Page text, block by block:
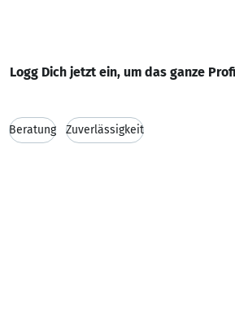
Logg Dich jetzt ein, um das ganze
Beratung Zuverlässigkeit